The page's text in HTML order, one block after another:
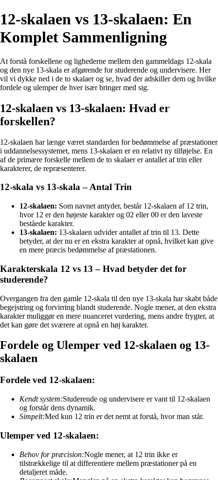
12-skalaen vs 13-skalaen: En
Komplet Sammenligning
At forstå forskellene og lighederne mellem den gammeldags 12-skala
og den nye 13-skala er afgørende for studerende og undervisere. Her
vil vi dykke ned i de to skalaer og se, hvad der adskiller dem og hvilke
fordele og ulemper de hver især bringer med sig.
12-skalaen vs 13-skalaen: Hvad er
forskellen?
12-skalaen har længe været standarden for bedømmelse af præstationer
i uddannelsessystemet, mens 13-skalaen er en relativt ny tilføjelse. En
af de primære forskelle mellem de to skalaer er antallet af trin eller
karakterer, de repræsenterer.
12-skala vs 13-skala – Antal Trin
12-skalaen: Som navnet antyder, består 12-skalaen af 12 trin,
hvor 12 er den højeste karakter og 02 eller 00 er den laveste
beståede karakter.
13-skalaen: 13-skalaen udvider antallet af trin til 13. Dette
betyder, at der nu er en ekstra karakter at opnå, hvilket kan give
en mere præcis bedømmelse af præstationen.
Karakterskala 12 vs 13 – Hvad betyder det for
studerende?
Overgangen fra den gamle 12-skala til den nye 13-skala har skabt både
begejstring og forvirring blandt studerende. Nogle mener, at den ekstra
karakter muliggør en mere nuanceret vurdering, mens andre frygter, at
det kan gøre det sværere at opnå en høj karakter.
Fordele og Ulemper ved 12-skalaen og 13-
skalaen
Fordele ved 12-skalaen:
Kendt system:Studerende og undervisere er vant til 12-skalaen
og forstår dens dynamik.
Simpelt:Med kun 12 trin er det nemt at forstå, hvor man står.
Ulemper ved 12-skalaen:
Behov for præcision:Nogle mener, at 12 trin ikke er
tilstrækkelige til at differentiere mellem præstationer på en
detaljeret måde.